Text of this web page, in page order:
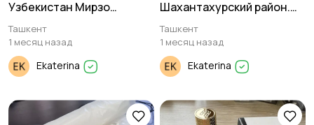
Узбекистан Мирзо
Улугбекский р-он.
Ташкент
1 месяц назад
Ekaterina
Шахантахурский район.
4/3/5 125м²
Ташкент
1 месяц назад
Ekaterina